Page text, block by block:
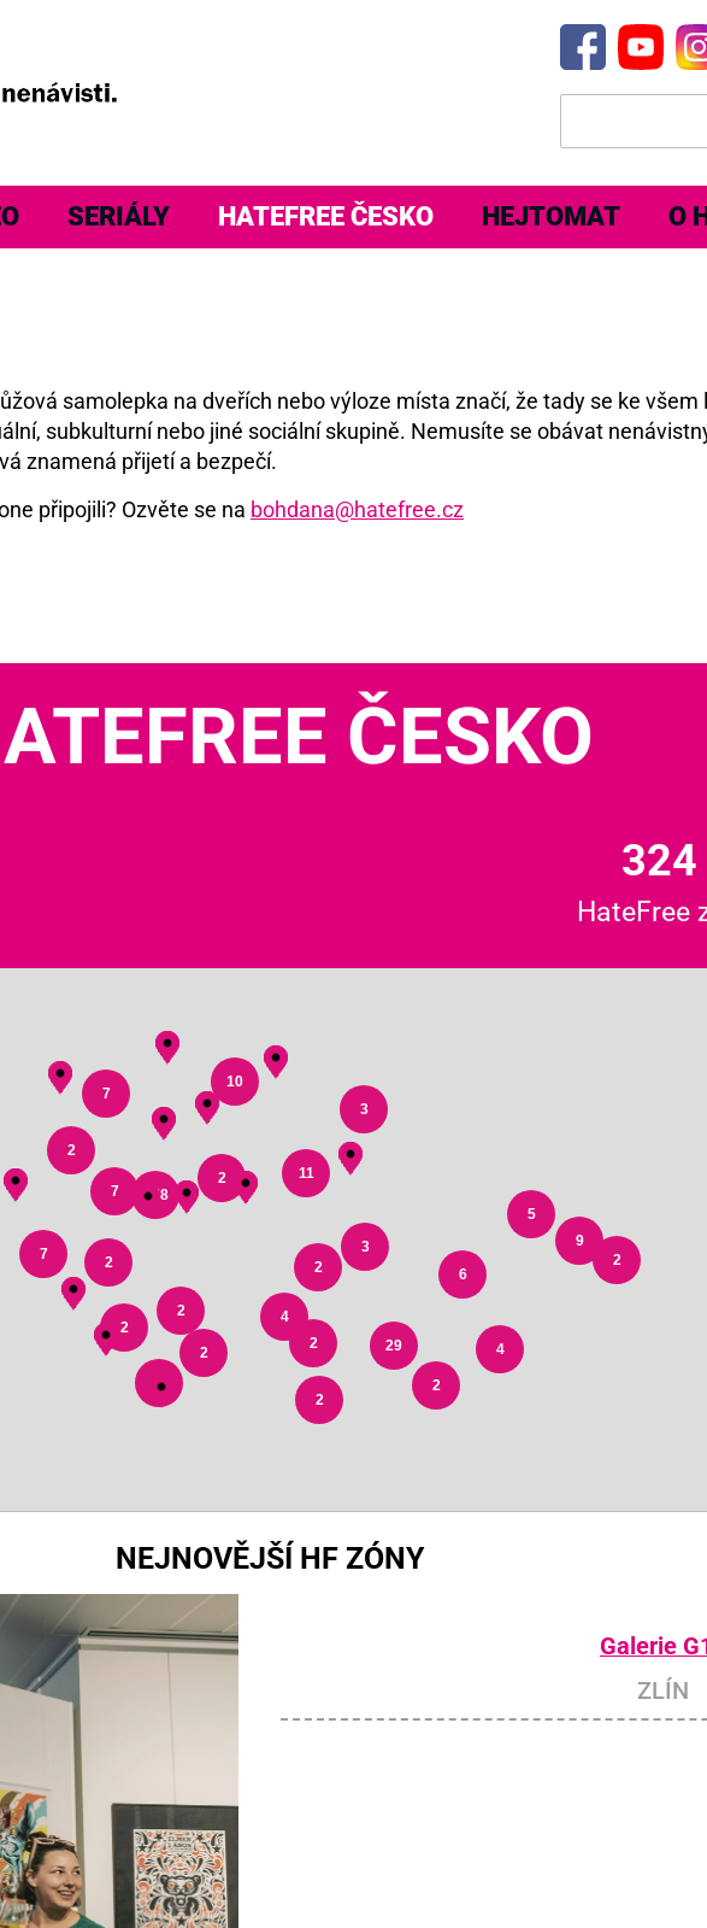
SERIÁLY HATEFREE ČESKO HEJTOMAT O
samolepka na dveřích nebo výloze místa značí, že tady se ke
subkulturní nebo jiné sociální skupině. Nemusíte se obávat
znamená přijetí a bezpečí.
připojili? Ozvěte se na bohdana@hatefree.cz
ČESKO
324
HateFree
2
2
5
9
2
6
4
2
2
4
2
29
3
3
10
11
2
7
7
2
2
3
2
2
7 178
NEJNOVĚJŠÍ HF ZÓNY
Galerie
ZLÍN